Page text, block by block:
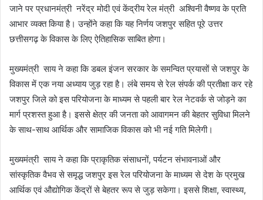
जाने पर प्रधानमंत्री नरेंद्र मोदी एवं केंद्रीय रेल मंत्री अश्विनी वैष्णव के प्रति
आभार व्यक्त किया है। उन्होंने कहा कि यह निर्णय जशपुर सहित पूरे उत्तर
छत्तीसगढ़ के विकास के लिए ऐतिहासिक साबित होगा।
मुख्यमंत्री साय ने कहा कि डबल इंजन सरकार के समन्वित प्रयासों से जशपुर के
विकास में एक नया अध्याय जुड़ रहा है। लंबे समय से रेल संपर्क की प्रतीक्षा कर रहे
जशपुर जिले को इस परियोजना के माध्यम से पहली बार रेल नेटवर्क से जोड़ने का
मार्ग प्रशस्त हुआ है। इससे क्षेत्र की जनता को आवागमन की बेहतर सुविधा मिलने
के साथ-साथ आर्थिक और सामाजिक विकास को भी नई गति मिलेगी।
मुख्यमंत्री साय ने कहा कि प्राकृतिक संसाधनों, पर्यटन संभावनाओं और
सांस्कृतिक वैभव से समृद्ध जशपुर इस रेल परियोजना के माध्यम से देश के प्रमुख
आर्थिक एवं औद्योगिक केंद्रों से बेहतर रूप से जुड़ सकेगा। इससे शिक्षा, स्वास्थ्य,